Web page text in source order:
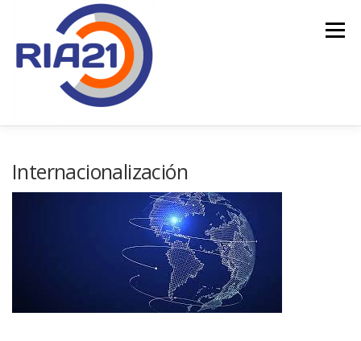
Menú
FINANCIACIÓN PÚBLICA CONTACTO
Internacionalización